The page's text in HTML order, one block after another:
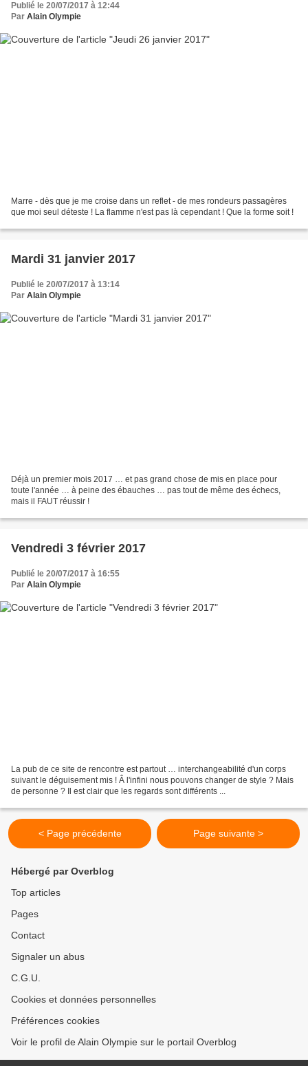
Publié le 20/07/2017 à 12:44
Par Alain Olympie
Marre - dès que je me croise dans un reflet - de mes rondeurs passagères
que moi seul déteste ! La flamme n'est pas là cependant ! Que la forme soit !
Mardi 31 janvier 2017
Publié le 20/07/2017 à 13:14
Par Alain Olympie
Déjà un premier mois 2017 … et pas grand chose de mis en place pour
toute l'année … à peine des ébauches … pas tout de même des échecs,
mais il FAUT réussir !
Vendredi 3 février 2017
Publié le 20/07/2017 à 16:55
Par Alain Olympie
La pub de ce site de rencontre est partout … interchangeabilité d'un corps
suivant le déguisement mis ! Â l'infini nous pouvons changer de style ? Mais
de personne ? Il est clair que les regards sont différents ...
< Page précédente Page suivante >
Hébergé par Overblog
Top articles
Pages
Contact
Signaler un abus
C.G.U.
Cookies et données personnelles
Préférences cookies
Voir le profil de Alain Olympie sur le portail Overblog